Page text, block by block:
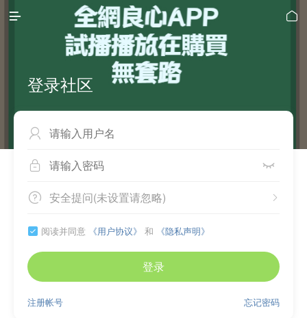
 
登录社区

 
 
安全提问(未设置请忽略)
 阅读并同意 《用户协议》 和 《隐私声明》
登录
忘记密码
注册帐号